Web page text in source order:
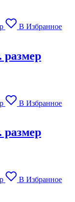
В Избранное
размер
В Избранное
размер
В Избранное